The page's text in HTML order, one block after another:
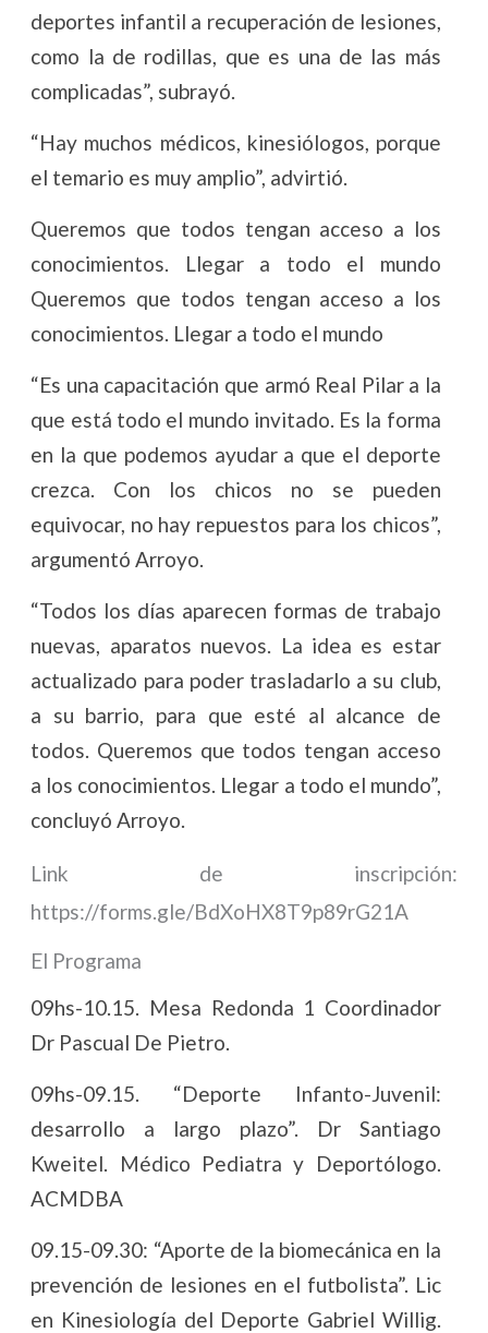
deportes infantil a recuperación de lesiones,
como la de rodillas, que es una de las más
complicadas”, subrayó.
“Hay muchos médicos, kinesiólogos, porque
el temario es muy amplio”, advirtió.
Queremos que todos tengan acceso a los
conocimientos. Llegar a todo el mundo
Queremos que todos tengan acceso a los
conocimientos. Llegar a todo el mundo
“Es una capacitación que armó Real Pilar a la
que está todo el mundo invitado. Es la forma
en la que podemos ayudar a que el deporte
crezca. Con los chicos no se pueden
equivocar, no hay repuestos para los chicos”,
argumentó Arroyo.
“Todos los días aparecen formas de trabajo
nuevas, aparatos nuevos. La idea es estar
actualizado para poder trasladarlo a su club,
a su barrio, para que esté al alcance de
todos. Queremos que todos tengan acceso
a los conocimientos. Llegar a todo el mundo”,
concluyó Arroyo.
Link de inscripción:
https://forms.gle/BdXoHX8T9p89rG21A
El Programa
09hs-10.15. Mesa Redonda 1 Coordinador
Dr Pascual De Pietro.
09hs-09.15. “Deporte Infanto-Juvenil:
desarrollo a largo plazo”. Dr Santiago
Kweitel. Médico Pediatra y Deportólogo.
ACMDBA
09.15-09.30: “Aporte de la biomecánica en la
prevención de lesiones en el futbolista”. Lic
en Kinesiología del Deporte Gabriel Willig.